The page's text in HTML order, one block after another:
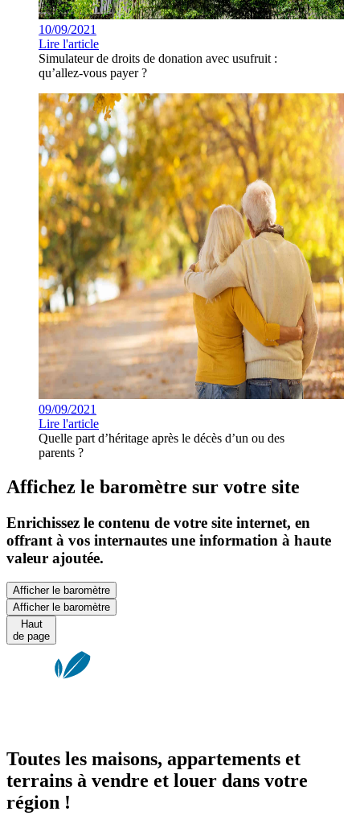
10/09/2021
Lire l'article
Simulateur de droits de donation avec usufruit :
qu’allez-vous payer ?
09/09/2021
Lire l'article
Quelle part d’héritage après le décès d’un ou des
parents ?
Affichez le baromètre sur votre site
Enrichissez le contenu de votre site internet, en
offrant à vos internautes une information à haute
valeur ajoutée.
Afficher le baromètre
Afficher le baromètre
Haut
de page
Toutes les maisons, appartements et
terrains à vendre et louer dans votre
région !